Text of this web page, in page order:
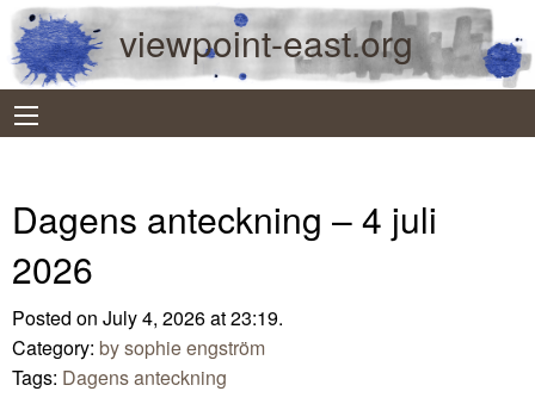
viewpoint-east.org
Dagens anteckning – 4 juli
2026
Posted on July 4, 2026 at 23:19.
Category: by sophie engström
Tags: Dagens anteckning